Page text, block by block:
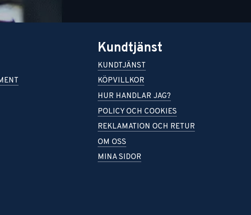
Kundtjänst
KUNDTJÄNST
KÖPVILLKOR
HUR HANDLAR JAG?
POLICY OCH COOKIES
REKLAMATION OCH RETUR
OM OSS
MINA SIDOR